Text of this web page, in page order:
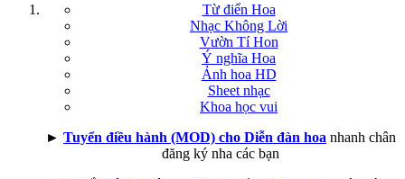
Từ điển Hoa
Nhạc Không Lời
Vườn Tí Hon
Ý nghĩa Hoa
Ảnh hoa HD
Sheet nhạc
Khoa học vui
► Tuyển điều hành (MOD) cho Diễn đàn hoa nhanh chân
đăng ký nha các bạn